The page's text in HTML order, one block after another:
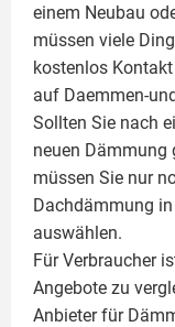
einem Neubau
müssen viele
kostenlos
auf Daemmen-
Sollten Sie nach
neuen Dämmung
müssen Sie nur
Dachdämmung
auswählen.
Für Verbraucher
Angebote zu
Anbieter für